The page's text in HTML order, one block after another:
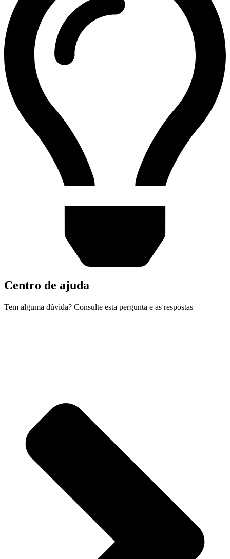
Centro de ajuda
Tem alguma dúvida? Consulte esta pergunta e as respostas